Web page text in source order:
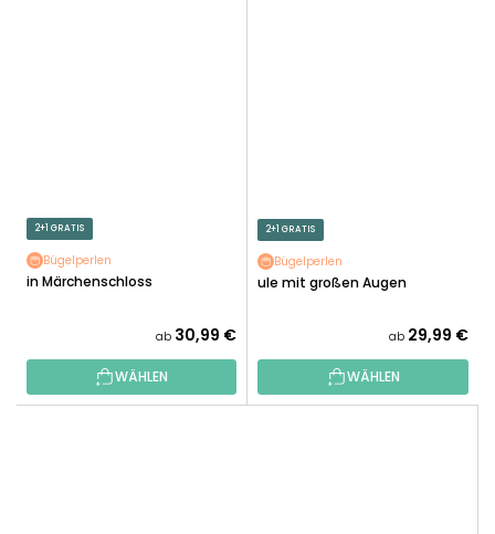
2+1 GRATIS
Bügelperlen
Ein Märchenschloss
ab 30,99 €
WÄHLEN
2+1 GRATIS
Bügelperlen
Eule mit großen Augen
ab 29,99 €
WÄHLEN